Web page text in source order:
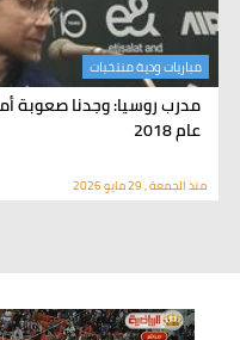
مدرب روسيا: وجدنا صعوبة
عام 2018
مباريات ودية منتخبات
منذ الجمعة , 29 مايو 2026